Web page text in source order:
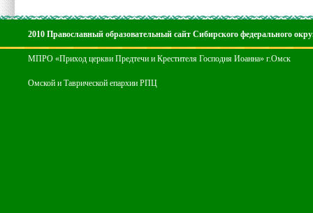
2010 Православный образовательный сайт Сибирского федерального
МПРО «Приход церкви Предтечи и Крестителя Господня Иоанна» г.Омск
Омской и Таврической епархии РПЦ